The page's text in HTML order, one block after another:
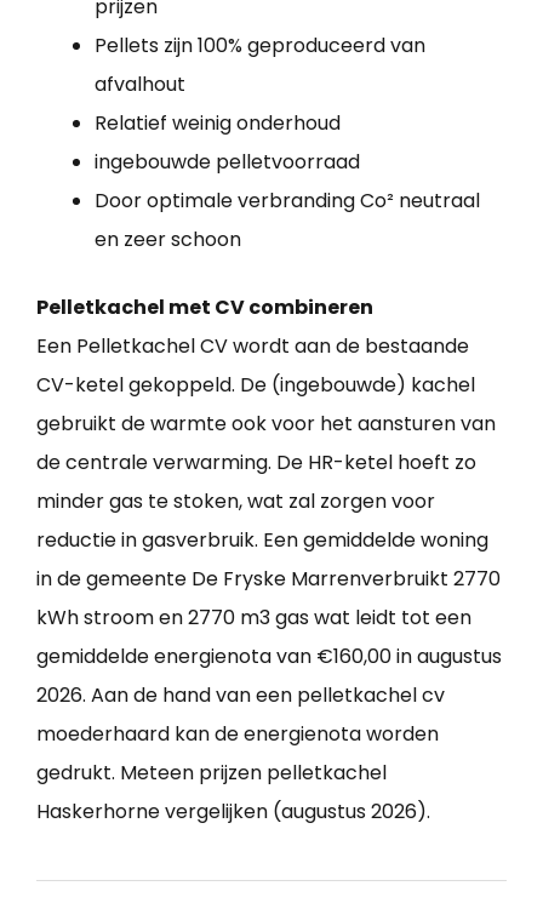
prijzen
Pellets zijn 100% geproduceerd van
afvalhout
Relatief weinig onderhoud
ingebouwde pelletvoorraad
Door optimale verbranding Co² neutraal
en zeer schoon
Pelletkachel met CV combineren
Een Pelletkachel CV wordt aan de bestaande
CV-ketel gekoppeld. De (ingebouwde) kachel
gebruikt de warmte ook voor het aansturen van
de centrale verwarming. De HR-ketel hoeft zo
minder gas te stoken, wat zal zorgen voor
reductie in gasverbruik. Een gemiddelde woning
in de gemeente De Fryske Marrenverbruikt 2770
kWh stroom en 2770 m3 gas wat leidt tot een
gemiddelde energienota van €160,00 in augustus
2026. Aan de hand van een pelletkachel cv
moederhaard kan de energienota worden
gedrukt. Meteen prijzen pelletkachel
Haskerhorne vergelijken (augustus 2026).